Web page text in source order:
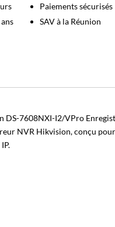
Paiements sécurisés
SAV à la Réunion
DS-7608NXI-I2/VPro
NVR Hikvision, conçu